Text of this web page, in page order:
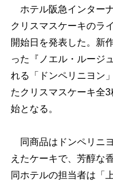
ホテル阪急インター
クリスマスケーキのラ
開始日を発表した。新
った『ノエル・ルージ
れる「ドンペリニヨン
たクリスマスケーキ全
始となる。
同商品はドンペリニ
えたケーキで、芳醇な
同ホテルの担当者は「